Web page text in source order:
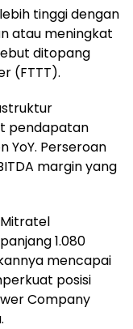
tinggi dengan
atau meningkat
ditopang
(FTTT).
pendapatan
YoY. Perseroan
margin yang
1.080
mencapai
posisi
Company